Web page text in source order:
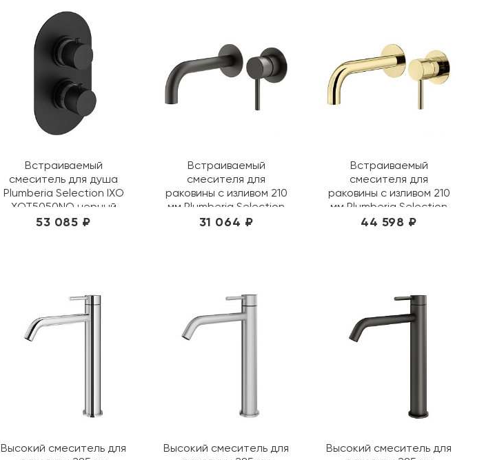
Встраиваемый
смеситель для душа
Plumberia Selection IXO
XOT5050NO черный
53 085 ₽
Встраиваемый
смесителя для
раковины с изливом 210
мм Plumberia Selection
IXO KITXO1135GR210
31 064 ₽
Встраиваемый
смесителя для
раковины с изливом 210
мм Plumberia Selection
IXO KITXO1135OR210
44 598 ₽
Высокий смеситель для
Высокий смеситель для
Высокий смеситель для